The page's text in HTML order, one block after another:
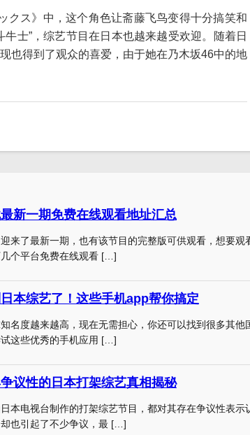
クス》中，这个角色让斋藤飞鸟变得十分搞笑和
士”，综艺节目在日本也越来越受欢迎。随着日
也得到了观众的喜爱，由于她在乃木坂46中的地
新一期免费在线观看地址汇总
迎来了最新一期，也有该节目的完整版可供观看，想要观
个平台免费在线观看 […]
本综艺了！这些手机app帮你搞定
名度越来越高，现在无需担心，你还可以找到很多其他
这些优秀的手机应用 […]
议性的日本打架综艺真相揭秘
日本电视台制作的打架综艺节目，都对其存在争议性表示
也引起了不少争议，最 […]